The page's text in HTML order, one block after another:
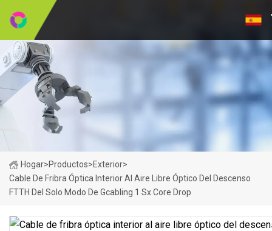
Hogar>Productos>Exterior>
Cable De Fribra Óptica Interior Al Aire Libre Óptico Del Descenso
FTTH Del Solo Modo De Gcabling 1 Sx Core Drop